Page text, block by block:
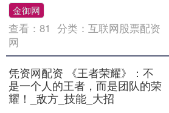
金御网
查看：81 分类：互联网股票配资
网
凭资网配资 《王者荣耀》：不
是一个人的王者，而是团队的荣
耀！_敌方_技能_大招